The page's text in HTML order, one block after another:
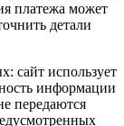
платежа может
детали
сайт использует
информации
передаются